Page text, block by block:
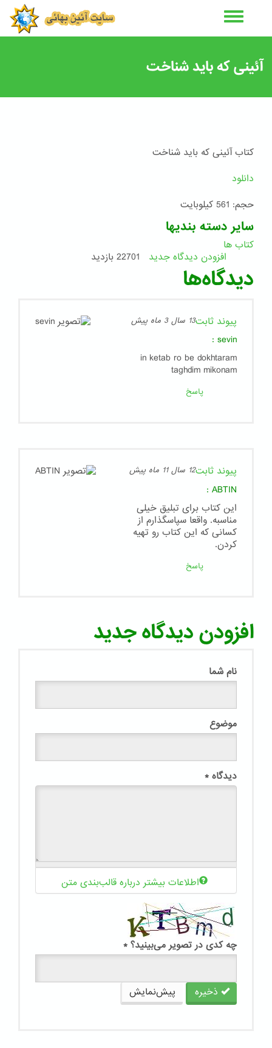
آئینی که باید شناخت
کتاب آئینی که باید شناخت
دانلود
حجم: 561 کیلوبایت
سایر دسته بندیها
کتاب ها
افزودن دیدگاه جدید
22701 بازدید
دیدگاه‌ها
پیوند ثابت13 سال 3 ماه پیش
sevin
:
in ketab ro be dokhtaram
taghdim mikonam
پاسخ
پیوند ثابت12 سال 11 ماه پیش
ABTIN
:
این کتاب برای تبلیق خیلی
مناسبه. واقعا سپاسگذارم از
کسانی که این کتاب رو تهیه
کردن.
پاسخ
افزودن دیدگاه جدید
نام شما
موضوع
دیدگاه *
اطلاعات بیشتر درباره قالب‌بندی متن
چه کدی در تصویر می‌بینید؟ *
ذخیره پیش‌نمایش